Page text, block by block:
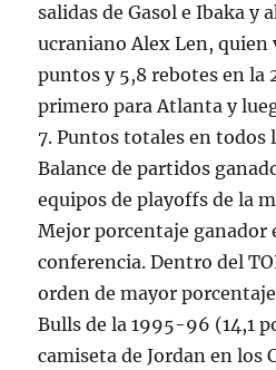
salidas de Gasol e Ibaka y
ucraniano Alex Len, quien
puntos y 5,8 rebotes en la
primero para Atlanta y
7. Puntos totales en todos
Balance de partidos
equipos de playoffs de la
Mejor porcentaje ganador
conferencia. Dentro del
orden de mayor
Bulls de la 1995-96 (14,1
camiseta de Jordan en los